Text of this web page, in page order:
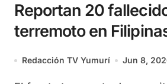
Reportan 20
terremoto en
Redacción TV Yumurí Jun 8,